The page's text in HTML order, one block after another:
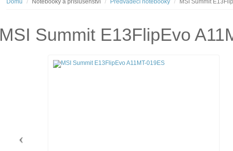
Domů Notebooky a příslušenství Předváděcí notebooky MSI Summit
MSI Summit E13FlipEvo